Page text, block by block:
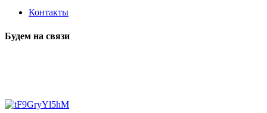
Контакты
Будем на связи